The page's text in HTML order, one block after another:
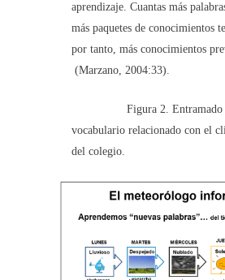
aprendizaje. Cuantas más
más paquetes de conocimientos
por tanto, más conocimientos
(Marzano, 2004:33).
Figura 2. Entramado
vocabulario relacionado con el
del colegio.